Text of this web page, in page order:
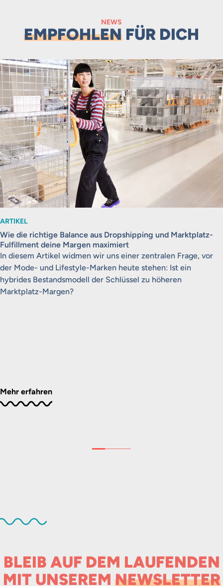
NEWS
EMPFOHLEN FÜR DICH
ARTIKEL
Wie die richtige Balance aus Dropshipping und Marktplatz-
Fulfillment deine Margen maximiert
In diesem Artikel widmen wir uns einer zentralen Frage, vor
der Mode- und Lifestyle-Marken heute stehen: Ist ein
hybrides Bestandsmodell der Schlüssel zu höheren
Marktplatz-Margen?
Mehr erfahren
BLEIB AUF DEM LAUFENDEN
MIT UNSEREM NEWSLETTER